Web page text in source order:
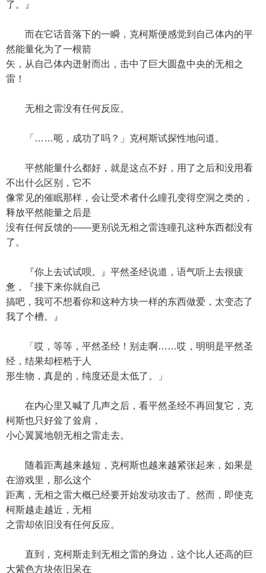
了。』
而在它话音落下的一瞬，克柯斯便感觉到自己体内的平
然能量化为了一根箭
矢，从自己体内迸射而出，击中了巨大圆盘中央的无相之
雷！
无相之雷没有任何反应。
「……呃，成功了吗？」克柯斯试探性地问道。
平然能量什么都好，就是这点不好，用了之后和没用看
不出什么区别，它不
像常见的催眠那样，会让受术者什么瞳孔变得空洞之类的，
释放平然能量之后是
没有任何反馈的——更别说无相之雷连瞳孔这种东西都没有
了。
『你上去试试呗。』平然圣经说道，语气听上去很疲
惫，『接下来你就自己
搞吧，我可不想看你和这种方块一样的东西做爱，太变态了
我了个槽。』
「哎，等等，平然圣经！别走啊……哎，明明是平然圣
经，结果却桎梏于人
形生物，真是的，纯度还是太低了。」
在内心里又喊了几声之后，看平然圣经不再回复它，克
柯斯也只好耸了耸肩，
小心翼翼地朝无相之雷走去。
随着距离越来越短，克柯斯也越来越紧张起来，如果是
在游戏里，那么这个
距离，无相之雷大概已经要开始发动攻击了。然而，即使克
柯斯越走越近，无相
之雷却依旧没有任何反应。
直到，克柯斯走到无相之雷的身边，这个比人还高的巨
大紫色方块依旧呆在